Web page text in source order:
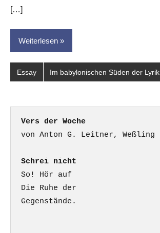
[…]
Weiterlesen
Essay Im babylonischen Süden der Lyrik
Vers der Woche
Schrei nicht
So! Hör auf
Die Ruhe der
Gegenstände.